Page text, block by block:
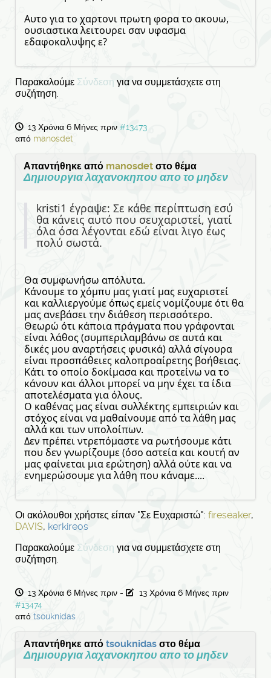
Αυτο για το χαρτονι πρωτη φορα το ακουω,
ουσιαστικα λειτουρει σαν υφασμα
εδαφοκαλυψης ε?
Παρακαλούμε Σύνδεση για να συμμετάσχετε στη
συζήτηση.
13 Χρόνια 6 Μήνες πριν #13473
από manosdet
Απαντήθηκε από manosdet στο θέμα
Δημιουργια λαχανοκηπου απο το μηδεν
kristi1 έγραψε: Σε κάθε περίπτωση εσύ
θα κάνεις αυτό που σευχαριστεί, γιατί
όλα όσα λέγονται εδώ είναι λιγο έως
πολύ σωστά.
Θα συμφωνήσω απόλυτα.
Κάνουμε το χόμπυ μας γιατί μας ευχαριστεί
και καλλιεργούμε όπως εμείς νομίζουμε ότι θα
μας ανεβάσει την διάθεση περισσότερο.
Θεωρώ ότι κάποια πράγματα που γράφονται
είναι λάθος (συμπεριλαμβάνω σε αυτά και
δικές μου αναρτήσεις φυσικά) αλλά σίγουρα
είναι προσπάθειες καλοπροαίρετης βοήθειας.
Κάτι το οποίο δοκίμασα και προτείνω να το
κάνουν και άλλοι μπορεί να μην έχει τα ίδια
αποτελέσματα για όλους.
Ο καθένας μας είναι συλλέκτης εμπειριών και
στόχος είναι να μαθαίνουμε από τα λάθη μας
αλλά και των υπολοίπων.
Δεν πρέπει ντρεπόμαστε να ρωτήσουμε κάτι
που δεν γνωρίζουμε (όσο αστεία και κουτή αν
μας φαίνεται μια ερώτηση) αλλά ούτε και να
ενημερώσουμε για λάθη που κάναμε....
Οι ακόλουθοι χρήστες είπαν "Σε Ευχαριστώ": fireseaker,
DAVIS, kerkireos
Παρακαλούμε Σύνδεση για να συμμετάσχετε στη
συζήτηση.
13 Χρόνια 6 Μήνες πριν -
13 Χρόνια 6 Μήνες πριν
#13474
από tsouknidas
Απαντήθηκε από tsouknidas στο θέμα
Δημιουργια λαχανοκηπου απο το μηδεν